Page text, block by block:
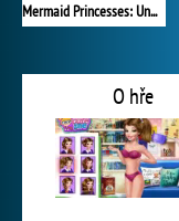
Mermaid Princesses: Underwater Games
O hře